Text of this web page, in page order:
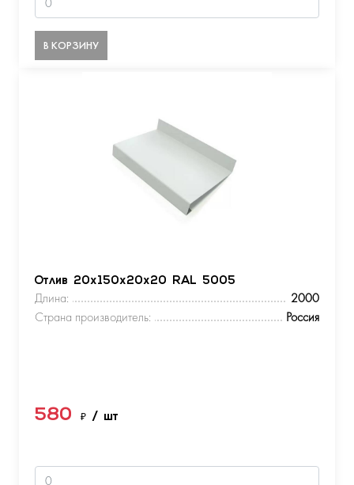
В КОРЗИНУ
Отлив 20х150х20х20 RAL 5005
Длина:
2000
Страна производитель:
Россия
580 ₽ / шт